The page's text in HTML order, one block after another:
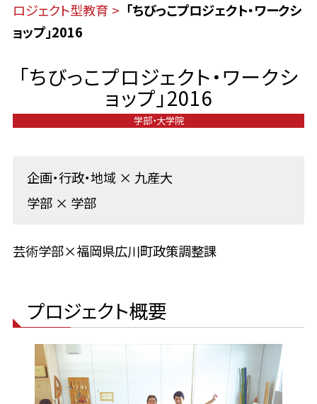
ロジェクト型教育
「ちびっこプロジェクト・ワークシ
ョップ」2016
「ちびっこプロジェクト・ワークシ
ョップ」2016
学部・大学院
企画・行政・地域 × 九産大
学部 × 学部
芸術学部×福岡県広川町政策調整課
プロジェクト概要